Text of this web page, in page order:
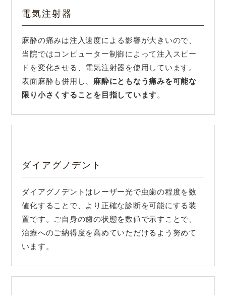
電気注射器
麻酔の痛みは注入速度による影響が大きいので、
当院ではコンピューター制御によって注入スピー
ドを変化させる、電気注射器を使用しています。
表面麻酔も併用し、 麻酔にともなう痛みを可能な
限り小さくすることを目指しています。
ダイアグノデント
ダイアグノデントはレーザー光で虫歯の程度を数
値化することで、より正確な診断を可能にする装
置です。ご自身の歯の状態を数値で示すことで、
治療へのご納得度を高めていただけるよう努めて
います。